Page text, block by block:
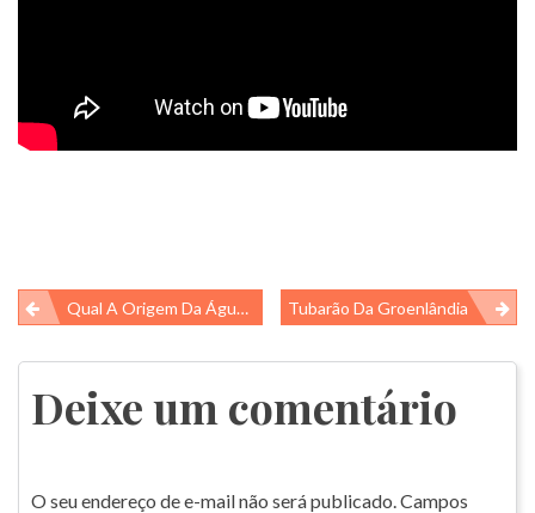
Navegação
de
Post
Qual A Origem Da Água Na Terra? Tubarão Da Groenlândia
Deixe um comentário
O seu endereço de e-mail não será publicado. Campos